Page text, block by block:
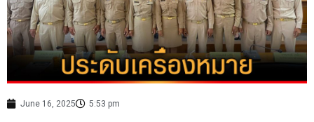
June 16, 2025 5:53 pm